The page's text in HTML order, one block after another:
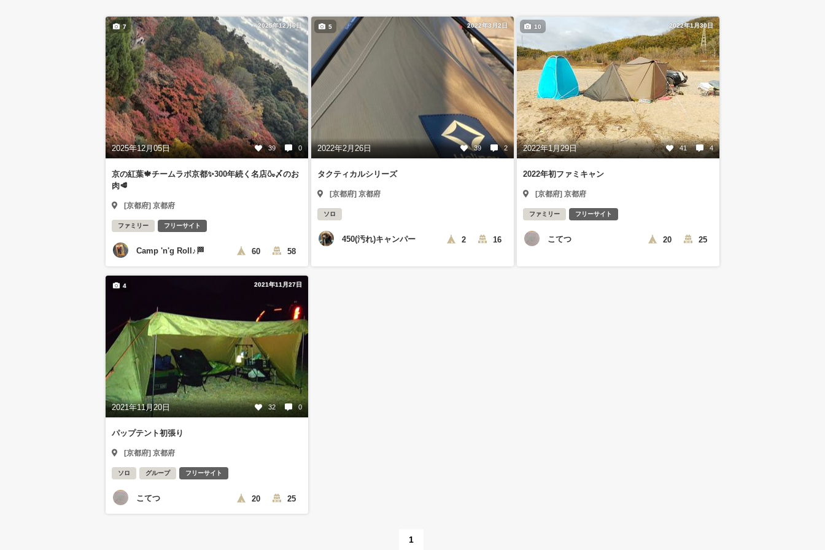
2025年12月6日
2025年12月05日 39 0
7
京の紅葉🍁チームラボ京都✨300年続く名店🍶〆のお
肉🥩
[京都府] 京都府
ファミリー フリーサイト
Camp 'n'g Roll♪🏁 60 58
2022年3月2日
2022年2月26日 39 2
5
タクティカルシリーズ
[京都府] 京都府
ソロ
450(汚れ)キャンパー 2 16
2022年1月30日
2022年1月29日 41 4
10
2022年初ファミキャン
[京都府] 京都府
ファミリー フリーサイト
こてつ 20 25
2021年11月27日
2021年11月20日 32 0
4
パップテント初張り
[京都府] 京都府
ソロ グループ フリーサイト
こてつ 20 25
1